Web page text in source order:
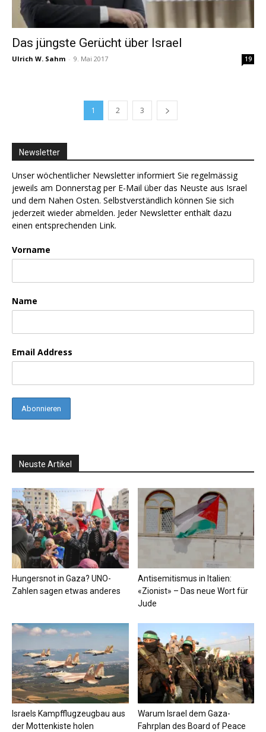
Das jüngste Gerücht über Israel
Ulrich W. Sahm - 9. Mai 2017 19
1 2 3
Newsletter
Unser wöchentlicher Newsletter informiert Sie regelmässig
jeweils am Donnerstag per E-Mail über das Neuste aus Israel
und dem Nahen Osten. Selbstverständlich können Sie sich
jederzeit wieder abmelden. Jeder Newsletter enthält dazu
einen entsprechenden Link.
Vorname
Name
Email Address
Neuste Artikel
Hungersnot in Gaza? UNO-
Zahlen sagen etwas anderes
Antisemitismus in Italien:
«Zionist» – Das neue Wort für
Jude
Israels Kampfflugzeugbau aus
der Mottenkiste holen
Warum Israel dem Gaza-
Fahrplan des Board of Peace